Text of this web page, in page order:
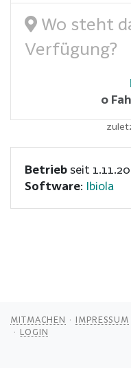
Wo steht
Verfügung?
0
Betrieb seit
Software: Ibiola
MITMACHEN IMPRESSUM
LOGIN